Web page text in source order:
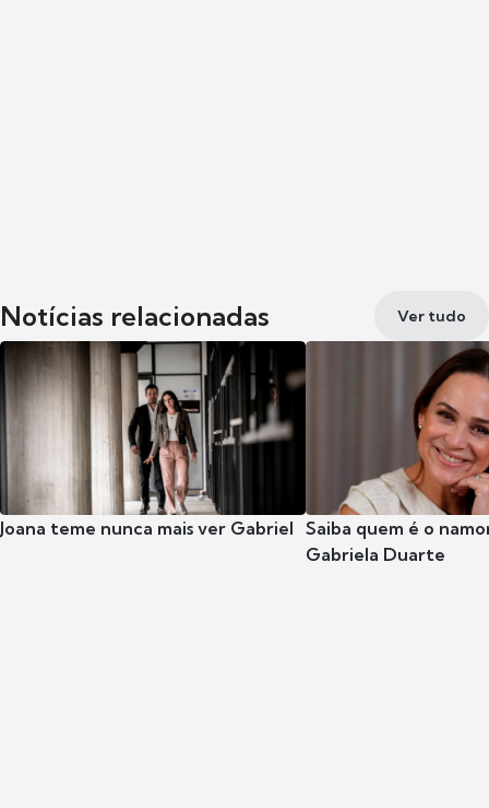
Notícias relacionadas Ver tudo
Joana teme nunca mais ver Gabriel Saiba quem é o
Gabriela Duarte